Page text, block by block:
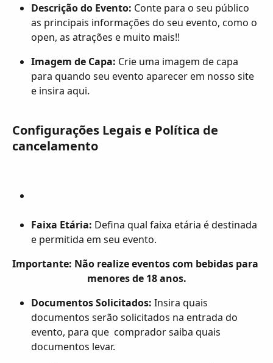
Descrição do Evento: Conte para o seu público
as principais informações do seu evento, como o
open, as atrações e muito mais!!
Imagem de Capa: Crie uma imagem de capa
para quando seu evento aparecer em nosso site
e insira aqui.
Configurações Legais e Política de
cancelamento
Faixa Etária: Defina qual faixa etária é destinada
e permitida em seu evento.
Importante: Não realize eventos com bebidas para
menores de 18 anos.
Documentos Solicitados: Insira quais
documentos serão solicitados na entrada do
evento, para que  comprador saiba quais
documentos levar.